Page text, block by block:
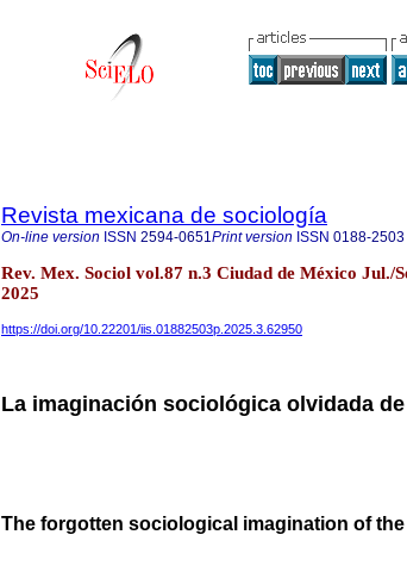
Revista mexicana de sociología
On-line version ISSN 2594-0651Print version ISSN 0188-2503
Rev. Mex. Sociol vol.87 n.3 Ciudad de México Jul./
2025
https://doi.org/10.22201/iis.01882503p.2025.3.62950
La imaginación sociológica olvidada
The forgotten sociological imagination of